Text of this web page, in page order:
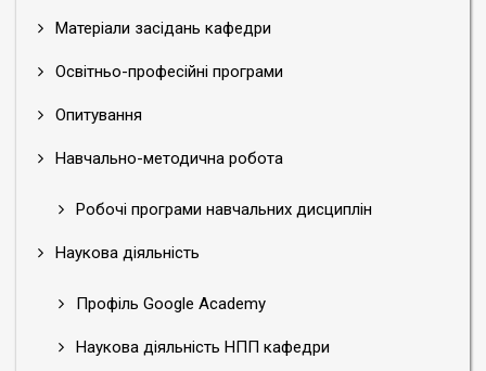
Матеріали засідань кафедри
Освітньо-професійні програми
Опитування
Навчально-методична робота
Робочі програми навчальних дисциплін
Наукова діяльність
Профіль Google Academy
Наукова діяльність НПП кафедри